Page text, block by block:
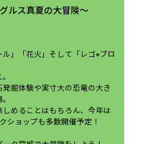
ルス真夏の大冒険～
」「花火」そして「レゴ®ブロ
掘体験や実寸大の恐竜の大き
めることはもちろん、今年は
ショップも多数開催予定！